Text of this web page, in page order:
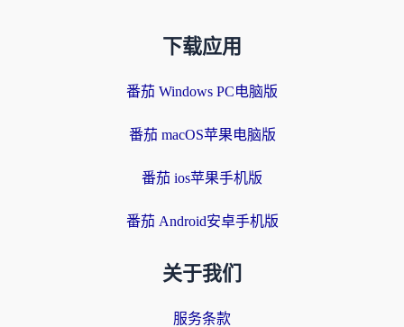
下载应用
番茄 Windows PC电脑版
番茄 macOS苹果电脑版
番茄 ios苹果手机版
番茄 Android安卓手机版
关于我们
服务条款